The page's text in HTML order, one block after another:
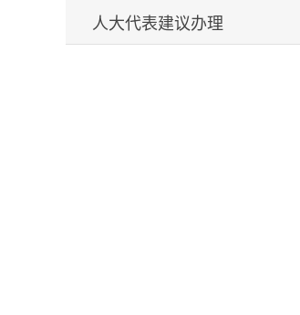
人大代表建议办理